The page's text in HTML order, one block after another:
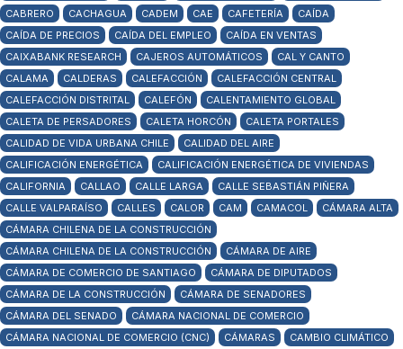
CABRERO CACHAGUA CADEM CAE CAFETERÍA
CAÍDA
CAÍDA DE PRECIOS
CAÍDA DEL EMPLEO
CAÍDA EN VENTAS
CAIXABANK RESEARCH
CAJEROS AUTOMÁTICOS
CAL Y CANTO
CALAMA
CALDERAS CALEFACCIÓN
CALEFACCIÓN CENTRAL
CALEFACCIÓN DISTRITAL
CALEFÓN
CALENTAMIENTO GLOBAL
CALETA DE PERSADORES
CALETA HORCÓN
CALETA PORTALES
CALIDAD DE VIDA URBANA CHILE
CALIDAD DEL AIRE
CALIFICACIÓN ENERGÉTICA
CALIFICACIÓN ENERGÉTICA DE VIVIENDAS
CALIFORNIA
CALLAO CALLE LARGA
CALLE SEBASTIÁN PIÑERA
CALLE VALPARAÍSO
CALLES CALOR CAM CAMACOL
CÁMARA ALTA
CÁMARA CHILENA DE LA CONSTRUCCIÓN
CÁMARA CHILENA DE LA CONSTRUCCIÓN
CÁMARA DE AIRE
CÁMARA DE COMERCIO DE SANTIAGO
CÁMARA DE DIPUTADOS
CÁMARA DE LA CONSTRUCCIÓN
CÁMARA DE SENADORES
CÁMARA DEL SENADO
CÁMARA NACIONAL DE COMERCIO
CÁMARA NACIONAL DE COMERCIO (CNC)
CÁMARAS
CAMBIO CLIMÁTICO